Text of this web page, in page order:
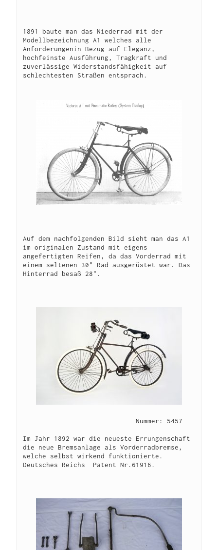
1891 baute man das Niederrad mit der
Modellbezeichnung A1 welches alle
Anforderungenin Bezug auf Eleganz,
hochfeinste Ausführung, Tragkraft und
zuverlässige Widerstandsfähigkeit auf
schlechtesten Straßen entsprach.
Auf dem nachfolgenden Bild sieht man das A1
im originalen Zustand mit eigens
angefertigten Reifen, da das Vorderrad mit
einem seltenen 30" Rad ausgerüstet war. Das
Hinterrad besaß 28".
                             Nummer: 5457
Im Jahr 1892 war die neueste Errungenschaft
die neue Bremsanlage als Vorderradbremse,
welche selbst wirkend funktionierte.
Deutsches Reichs  Patent Nr.61916.